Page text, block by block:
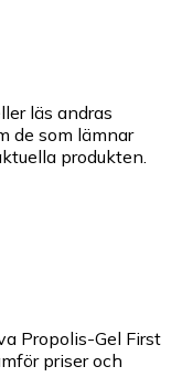
läs andras
de som lämnar
produkten.
Propolis-Gel First
priser och